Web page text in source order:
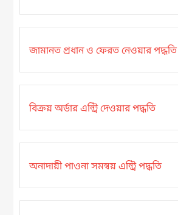
জামানত প্রধান ও ফেরত নেওয়ার পদ্ধতি
বিক্রয় অর্ডার এন্ট্রি দেওয়ার পদ্ধতি
অনাদায়ী পাওনা সমন্বয় এন্ট্রি পদ্ধতি